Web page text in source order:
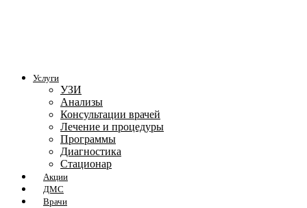
Услуги
УЗИ
Анализы
Консультации врачей
Лечение и процедуры
Программы
Диагностика
Стационар
Акции
ДМС
Врачи